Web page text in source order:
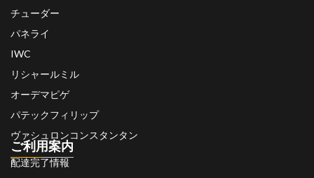
チューダー
パネライ
IWC
リシャールミル
オーデマピゲ
パテックフィリップ
ヴァシュロンコンスタンタン
ご利用案内
配達完了情報